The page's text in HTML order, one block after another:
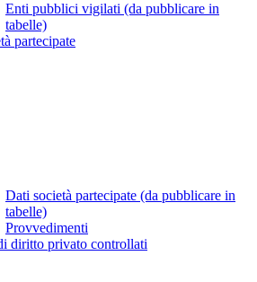
Enti pubblici vigilati (da pubblicare in
tabelle)
partecipate
Dati società partecipate (da pubblicare in
tabelle)
Provvedimenti
diritto privato controllati